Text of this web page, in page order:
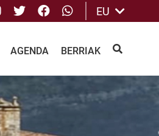
Instagram
TwitterFacebook
whatsApp
EU
AGENDA BERRIAK BILATU